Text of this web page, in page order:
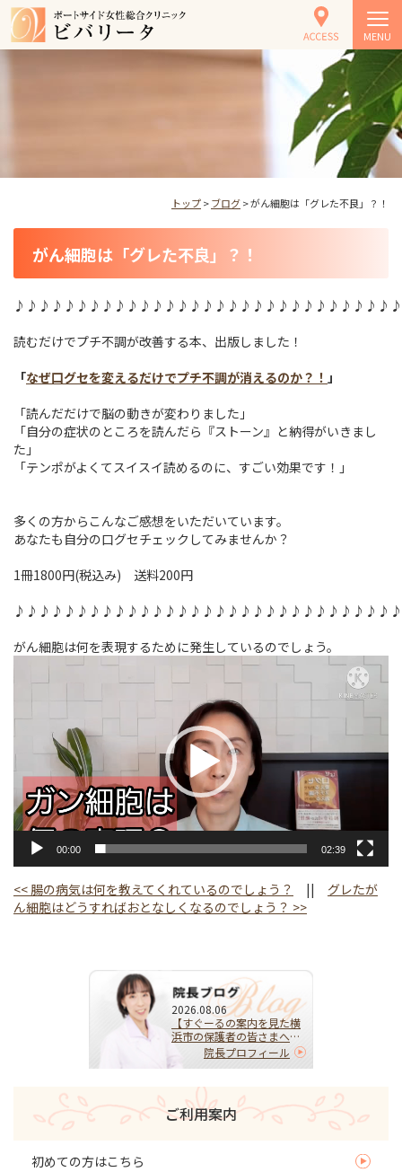
MENU
トップ>ブログ> がん細胞は「グレた不良」？！
がん細胞は「グレた不良」？！
読むだけでプチ不調が改善する本、出版しました！
「なぜ口グセを変えるだけでプチ不調が消えるのか？！ 」
「読んだだけで脳の動きが変わりました」
「自分の症状のところを読んだら『ストーン』と納得がいきまし
た」
「テンポがよくてスイスイ読めるのに、すごい効果です！」
多くの方からこんなご感想をいただいています。
あなたも自分の口グセチェックしてみませんか？
1冊1800円(税込み) 送料200円
がん細胞は何を表現するために発生しているのでしょう。
レ
ヤ
ー
00:00 02:39
<< 腸の病気は何を教えてくれているのでしょう？ || グレたが
ん細胞はどうすればおとなしくなるのでしょう？ >>
2026.08.06
【すぐーるの案内を見た横
浜市の保護者の皆さまへ】
HPVワクチンを受けるべ
き？迷ったらまず相談を｜
な選択
院長プロフィール
ご利用案内
初めての方はこちら